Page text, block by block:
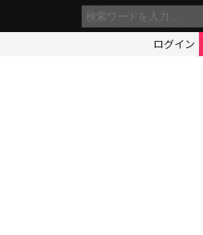
ログイン